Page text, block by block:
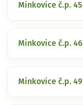
Minkovice č.p. 45
Minkovice č.p. 46
Minkovice č.p. 49